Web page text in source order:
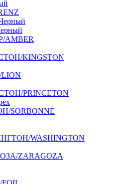
AMBER
KINGSTON
LION
PRINCETON
SORBONNE
WASHINGTON
ZARAGOZA